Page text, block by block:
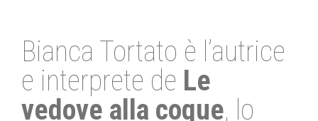
Bianca Tortato è l’autrice
e interprete de Le
vedove alla coque, lo